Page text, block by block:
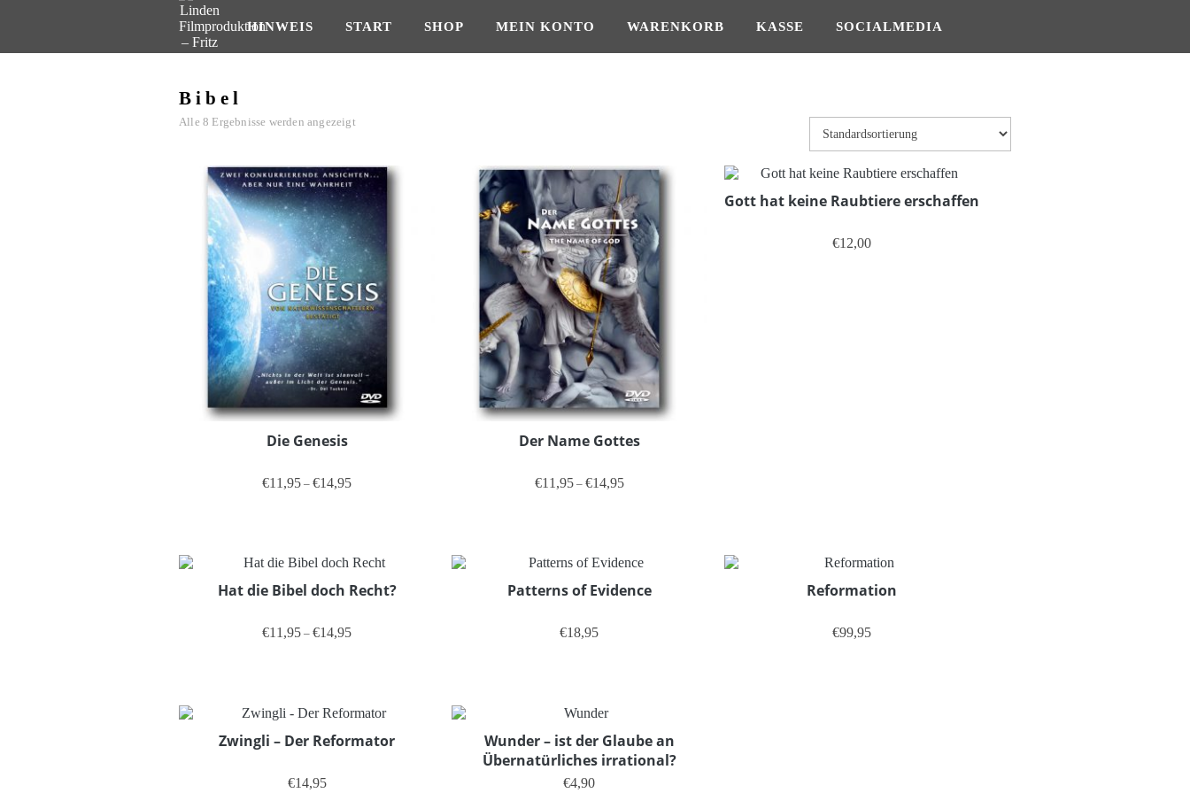
HINWEIS START SHOP MEIN KONTO WARENKORB KASSE SOCIALMEDIA
Bibel
Alle 8 Ergebnisse werden angezeigt
Die Genesis
€11,95 –€14,95Preisspanne: €11,95 bis €14,95
Der Name Gottes
€11,95 – €14,95Preisspanne: €11,95 bis €14,95
Gott hat keine Raubtiere erschaffen
€12,00
Hat die Bibel doch Recht?
€11,95 –€14,95Preisspanne: €11,95 bis €14,95
Patterns of Evidence
€18,95
Reformation
€99,95
Zwingli – Der Reformator
€14,95
Wunder – ist der Glaube an
Übernatürliches irrational?
€4,90